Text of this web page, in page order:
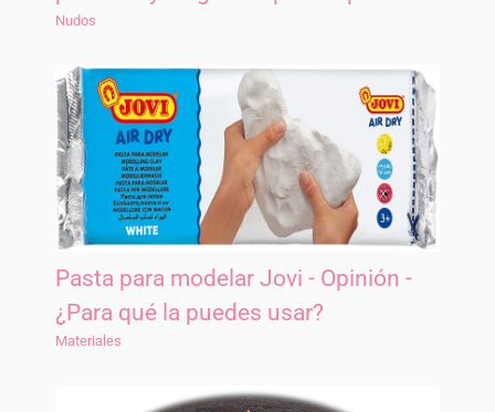
Nudos
Pasta para modelar Jovi - Opinión -
¿Para qué la puedes usar?
Materiales